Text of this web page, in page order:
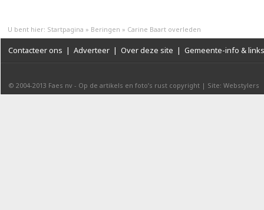
U bent hier: Startpagina » Beringen » Carine Baart overleden
Contacteer ons | Adverteer | Over deze site | Gemeente-info & links
© 2004-2013 Faes nv - Op de artikels en foto’s rust copyright | Site: Webstylers